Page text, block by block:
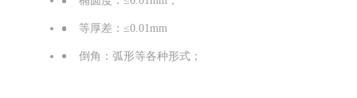
等厚差：≤0.01mm
倒角：弧形等各种形式；